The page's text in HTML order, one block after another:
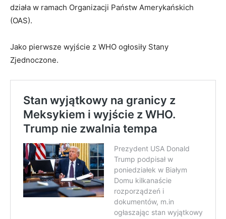
działa w ramach Organizacji Państw Amerykańskich
(OAS).
Jako pierwsze wyjście z WHO ogłosiły Stany
Zjednoczone.